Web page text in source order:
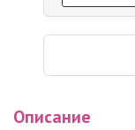
Описание